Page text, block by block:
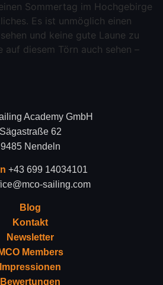
Sommertag im Hochgebirge
Es ist unmöglich einen
und keine gute Laune zu
diesem Törn auch sehen –
Academy GmbH
Sägastraße 62
9485 Nendeln
+43 699 14034101
sailing.com
Blog
Kontakt
Newsletter
MCO Members
Impressionen
Bewertungen